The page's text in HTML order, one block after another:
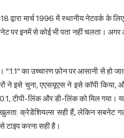
मार्च 1996 में स्थानीय नेटवर्क के
पर इनमें से कोई भी पता नहीं चलता।
का उच्चारण फ़ोन पर आसानी से हो
इसे चुना, एएसयूएस ने इसे कॉपी किया,
टीपी-लिंक और डी-लिंक को मिल गया।
खुलता: क्रेडेंशियल्स सही हैं, लेकिन
टाइप करना सही है।